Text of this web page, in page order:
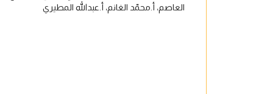
العاصم، أ.محمّد الغانم، أ.عبدالله المطيري